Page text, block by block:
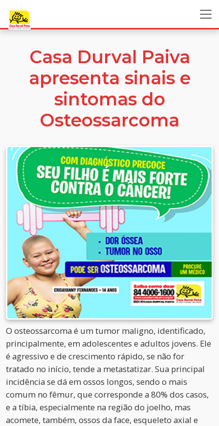
Casa Durval Paiva
apresenta sinais e
sintomas do
Osteossarcoma
O osteossarcoma é um tumor maligno, identificado,
principalmente, em adolescentes e adultos jovens. Ele
é agressivo e de crescimento rápido, se não for
tratado no início, tende a metastatizar. Sua principal
incidência se dá em ossos longos, sendo o mais
comum no fêmur, que corresponde a 80% dos casos,
e a tíbia, especialmente na região do joelho, mas
acomete, também, ossos da face, esqueleto axial e